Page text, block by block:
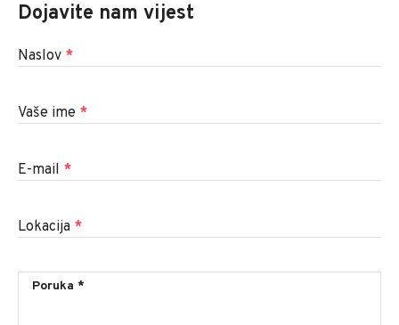
Dojavite nam vijest
Naslov *
Vaše ime *
E-mail *
Lokacija *